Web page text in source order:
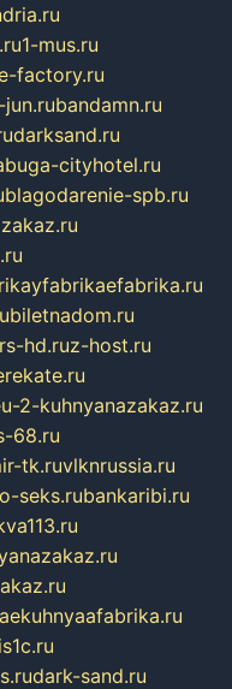
1-mus.ru
factory.ru
bandamn.ru
darksand.ru
cityhotel.ru
blagodarenie-spb.ru
biletnadom.ru
hd.ruz-host.ru
2-kuhnyanazakaz.ru
68.ru
tk.ruvlknrussia.ru
seks.rubankaribi.ru
dark-sand.ru